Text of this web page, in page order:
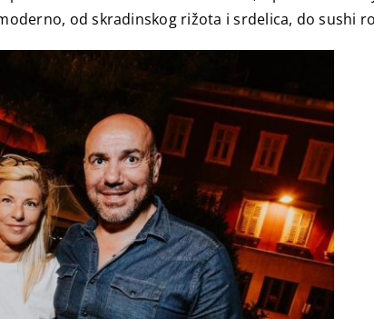
od skradinskog rižota i srdelica, do sushi